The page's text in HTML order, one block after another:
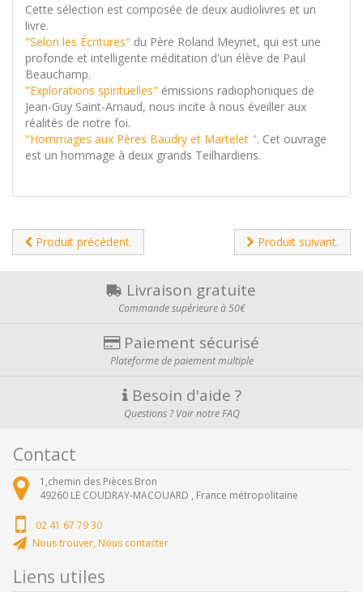
Cette sélection est composée de deux audiolivres et un
livre.
"Selon les Écritures" du Père Roland Meynet, qui est une
profonde et intelligente méditation d'un élève de Paul
Beauchamp.
"Explorations spirituelles" émissions radiophoniques de
Jean-Guy Saint-Arnaud, nous incite à nous éveiller aux
réalités de notre foi.
"Hommages aux Pères Baudry et Martelet ". Cet ouvrage
est un hommage à deux grands Teilhardiens.
Produit précédent. Produit suivant.
Livraison gratuite
Commande supérieure à 50€
Paiement sécurisé
Plateforme de paiement multiple
Besoin d'aide ?
Questions ? Voir notre FAQ
Contact
1,chemin des Pièces Bron
49260 LE COUDRAY-MACOUARD , France métropolitaine
02 41 67 79 30
Nous trouver, Nous contacter
Liens utiles